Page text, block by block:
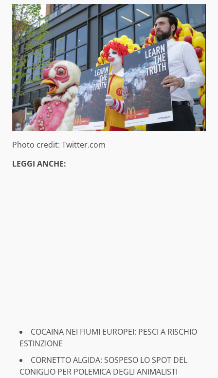
Photo credit: Twitter.com
LEGGI ANCHE:
COCAINA NEI FIUMI EUROPEI: PESCI A RISCHIO
ESTINZIONE
CORNETTO ALGIDA: SOSPESO LO SPOT DEL
CONIGLIO PER POLEMICA DEGLI ANIMALISTI